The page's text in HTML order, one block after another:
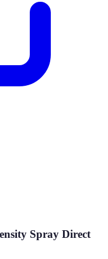
Spray Direct